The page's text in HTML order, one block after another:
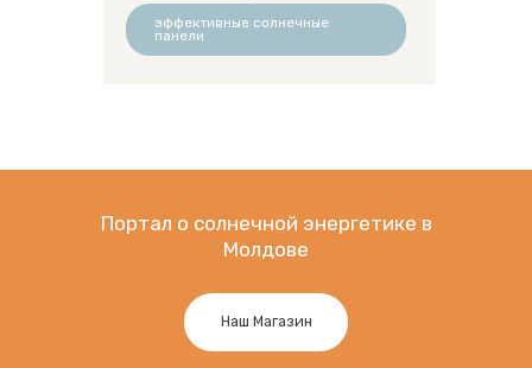
эффективные солнечные
панели
Портал о солнечной энергетике в
Молдове
Наш Магазин